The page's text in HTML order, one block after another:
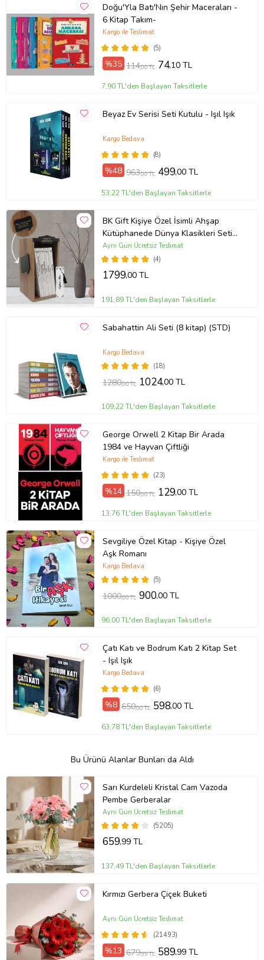
Doğu'Yla Batı'Nın Şehir Maceraları -
6 Kitap Takım-
(5)
Kargo ile Teslimat
%35 114,00 TL 74,10 TL
7,90 TL'den Başlayan Taksitlerle
Beyaz Ev Serisi Seti Kutulu - Işıl Işık
(8)
Kargo Bedava
%48 963,00 TL 499,00 TL
53,22 TL'den Başlayan Taksitlerle
BK Gift Kişiye Özel İsimli Ahşap
Kütüphanede Dünya Klasikleri Seti
(9 Kitap Takım) ve Kitap Ayracı
Hediye Seti
(4)
Aynı Gün Ücretsiz Teslimat
1799,00 TL
191,89 TL'den Başlayan Taksitlerle
Sabahattin Ali Seti (8 kitap) (STD)
(18)
Kargo Bedava
1280,00 TL 1024,00 TL
109,22 TL'den Başlayan Taksitlerle
George Orwell 2 Kitap Bir Arada
1984 ve Hayvan Çiftliği
(23)
Kargo ile Teslimat
%14 150,00 TL 129,00 TL
13,76 TL'den Başlayan Taksitlerle
Sevgiliye Özel Kitap - Kişiye Özel
Aşk Romanı
(5)
Kargo Bedava
1000,00 TL 900,00 TL
96,00 TL'den Başlayan Taksitlerle
Çatı Katı ve Bodrum Katı 2 Kitap Set
- Işıl Işık
(6)
Kargo Bedava
%8 650,00 TL 598,00 TL
63,78 TL'den Başlayan Taksitlerle
Bu Ürünü Alanlar Bunları da Aldı
Sarı Kurdeleli Kristal Cam Vazoda
Pembe Gerberalar
(5205)
Aynı Gün Ücretsiz Teslimat
659,99 TL
137,49 TL'den Başlayan Taksitlerle
Kırmızı Gerbera Çiçek Buketi
(21493)
Aynı Gün Ücretsiz Teslimat
%13 679,99 TL 589,99 TL